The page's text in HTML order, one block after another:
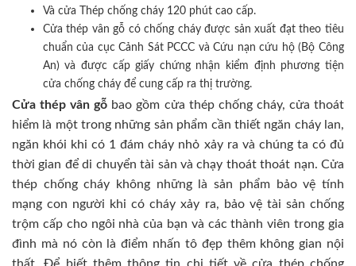
Và cửa Thép chống cháy 120 phút cao cấp.
Cửa thép vân gỗ có chống cháy được sản xuất đạt theo tiêu
chuẩn của cục Cảnh Sát PCCC và Cứu nạn cứu hộ (Bộ Công
An) và được cấp giấy chứng nhận kiểm định phương tiện
cửa chống cháy để cung cấp ra thị trường.
Cửa thép vân gỗ bao gồm cửa thép chống cháy, cửa thoát
hiểm là một trong những sản phẩm cần thiết ngăn cháy lan,
ngăn khói khi có 1 đám cháy nhỏ xảy ra và chúng ta có đủ
thời gian để di chuyển tài sản và chạy thoát thoát nạn. Cửa
thép chống cháy không những là sản phẩm bảo vệ tính
mạng con người khi có cháy xảy ra, bảo vệ tài sản chống
trộm cấp cho ngôi nhà của bạn và các thành viên trong gia
đình mà nó còn là điểm nhấn tô đẹp thêm không gian nội